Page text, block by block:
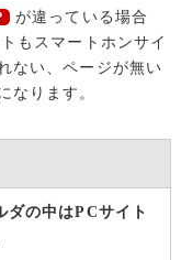
が違っている場合
もスマートホンサイ
ない、ページが無い
なります。
ダの中はPCサイト